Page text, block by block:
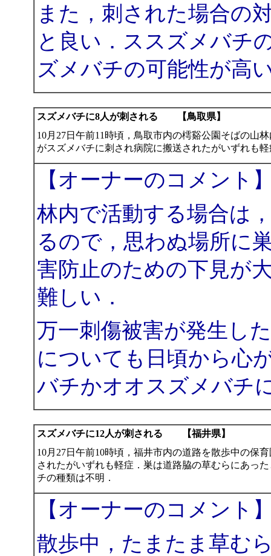
また，刺された場合の
と良い．ススズメバチ
ズメバチの可能性が高
スズメバチに8人が刺される 【鳥取県】
10月27日午前11時頃，鳥取市内の樗谿公園そばの山
がスズメバチに刺され病院に搬送されたがいずれも
【オーナーのコメント
林内で活動する場合は
るので，思わぬ場所に
害防止のための下見が
難しい．
万一刺傷被害が発生し
についても日頃から心
バチかオオスズメバチ
スズメバチに12人が刺される 【福井県】
10月27日午前10時頃，福井市内の道路を散歩中の保
されたがいずれも軽症．巣は道路脇の草むらにあっ
チの種類は不明．
【オーナーのコメント
散歩中，たまたま草む